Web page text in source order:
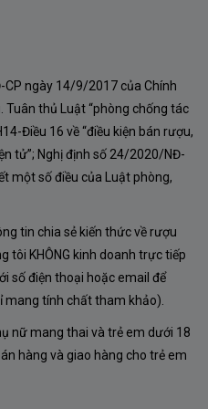
ngày 14/9/2017 của Chính
Tuân thủ Luật “phòng chống tác
Điều 16 về “điều kiện bán rượu,
tử”; Nghị định số 24/2020/NĐ-
một số điều của Luật phòng,
tin chia sẻ kiến thức về rượu
tôi KHÔNG kinh doanh trực tiếp
số điện thoại hoặc email để
tính chất tham khảo).
nữ mang thai và trẻ em dưới 18
hàng và giao hàng cho trẻ em